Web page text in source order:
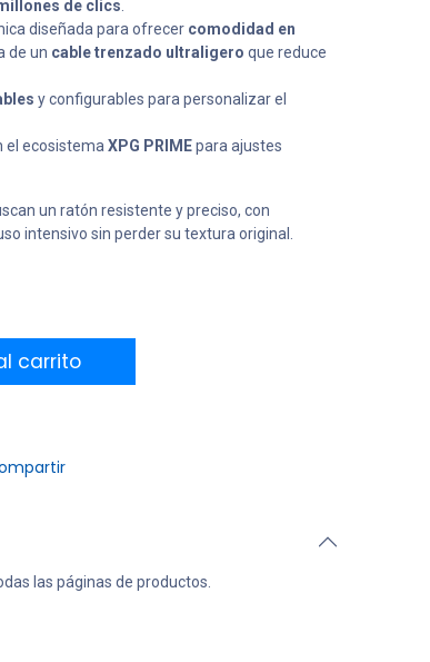
de clics
diseñada para ofrecer comodidad en
de un cable trenzado ultraligero que reduce
y configurables para personalizar el
el ecosistema XPG PRIMEpara ajustes
un ratón resistente y preciso, con
intensivo sin perder su textura original.
carrito
las páginas de productos.